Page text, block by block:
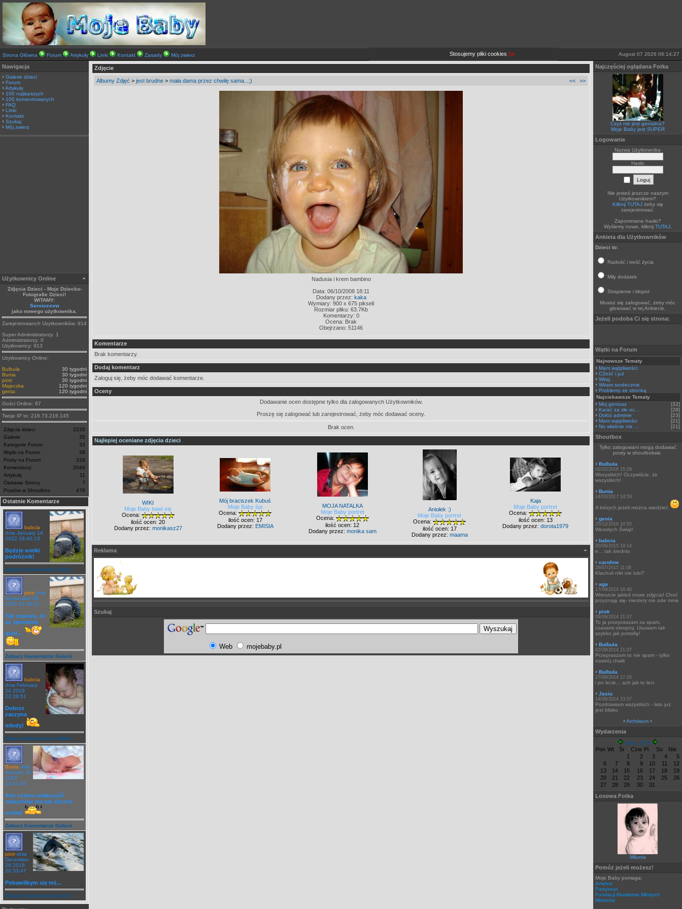
Strona Główna Forum Artykuły Linki Kontakt Zasady Mój zwierz Stosujemy pliki cookies(więcej TUTAJ). Jeżeli sobie tego nie życzysz wyłącz je lub opuść
August 07 2026 06:14:27
Nawigacja
Galerie dzieci
Forum
Artykuły
100 najlepszych
100 komentowanych
FAQ
Linki
Kontakt
Szukaj
Mój zwierz
Użytkownicy Online
Zdjęcia Dzieci - Moje Dziecko-
Fotografie Dzieci!
WITAMY:
Servicexvw
jako nowego użytkownika.
Zarejestrowanch Uzytkowników: 914
Super Administratorzy: 1
Administratorzy: 0
Użytkownicy: 913
Użytkownicy Online:
Bulbula
30 tygodni
Bunia
30 tygodni
piotr
30 tygodni
Majeczka
120 tygodni
genia
120 tygodni
Gości Online: 87
Twoje IP to: 216.73.216.145
Zdjęcia dzieci
2235
Galerie
35
Kategorie Forum
33
Wątki na Forum
39
Posty na Forum
318
Komentarzy
2049
Artykuły
11
Ciekawe Strony
7
Postów w Shoutbox
478
Ostatnie Komentarze
babcia
dnia January 14
2022 18:40:13
Będzie wielki
podróżnik!
Zobacz Komentarze Galerii
piotr dnia
September 09
2020 21:36:51
Tak zasuwa, że
aż spoodnie
gubi...
Zobacz Komentarze Galerii
babcia
dnia February
24 2019
22:38:51
Dobrze
zaczyna
młody!
Zobacz Komentarze Galerii
Bunia dnia
January 30
2019
14:51:30
Ach czemu większość
maluchów ma tak śliczne
oczka!
Zobacz Komentarze Galerii
piotr dnia
December
28 2018
20:33:47
Pobawiłbym się też...
Zobacz Komentarze Galerii
Zdjęcie
Albumy Zdjęć > jest brudne > mała dama przez chwilę sama...;) << >>
Nadusia i krem bambino
Data: 06/10/2008 18:11
Dodany przez: kaka
Wymiary: 900 x 675 pikseli
Rozmiar pliku: 63.7Kb
Komentarzy: 0
Ocena: Brak
Obejrzano: 51146
Komentarze
Brak komentarzy.
Dodaj komentarz
Zaloguj się, żeby móc dodawać komentarze.
Oceny
Dodawanie ocen dostępne tylko dla zalogowanych Użytkowników.
Proszę się zalogować lub zarejestrować, żeby móc dodawać oceny.
Brak ocen.
Najlepiej oceniane zdjęcia dzieci
WIKI
Moje Baby bawi się
Ocena:
ilość ocen: 20
Dodany przez: monikasz27
Mój braciszek Kubuś
Moje Baby śpi
Ocena:
ilość ocen: 17
Dodany przez: EMISIA
MOJA NATALKA
Moje Baby portret
Ocena:
ilość ocen: 12
Dodany przez: monika sam
Aniołek :)
Moje Baby portret
Ocena:
ilość ocen: 17
Dodany przez: maama
Kaja
Moje Baby portret
Ocena:
ilość ocen: 13
Dodany przez: dorota1979
Reklama
Szukaj
Web mojebaby.pl
Najczęściej oglądana Fotka
Czyż nie jest genialna?
Moje Baby jest SUPER
Logowanie
Nazwa Użytkownika
Hasło
Nie jesteś jeszcze naszym
Użytkownikiem?
Kilknij TUTAJżeby się
zarejestrować.
Zapomniane hasło?
Wyślemy nowe, kliknij TUTAJ.
Ankieta dla Użytkowników
Dzieci to:
Radość i treść życia
Miły dodatek
Strapienie i kłopot
Musisz się zalogować, żeby móc
głosować w tej Ankiecie.
Jeżeli podoba Ci się strona:
Wątki na Forum
Najnowsze Tematy
Mam wątpliwości
CZeść i już
Witaj
Witam serdecznie
Problemy ze stronką
Najciekawsze Tematy
Moj geniusz
[32]
Karać za złe oc...
[28]
Dołóż adminie
[23]
Mam wątpliwości
[21]
No właśnie nie ...
[21]
Shoutbox
Tylko zalogowani mogą dodawać
posty w shoutboksie.
Bulbula
01/02/2018 15:29
Wszystkich! Oczywiście, że
wszystkich!
Bunia
14/03/2017 14:59
A których jeżeli można wiedzieć
genia
25/12/2016 10:55
Wesołych Świąt!
babcia
20/09/2015 19:14
e... tak średnio
caroline
28/07/2015 11:08
Klachuli nikt nie lubi?
aga
17/09/2014 16:40
Wreszcie jakieś nowe zdjęcia! Choć
przyznaję się- niestety nie ode mnie
piotr
09/09/2014 21:07
To ja przepraszam za spam,
czasami okropny. Usuwam tak
szybko jak potrafię!
Bulbula
02/09/2014 21:07
Przepraszam to nie spam - tylko
nastrój chwili
Bulbula
27/08/2014 17:26
i po lecie... ach jak to leci
Jasiu
14/06/2014 13:57
Pozdrawiam wszystkich - lato już
jest blisko
Archiwum
Wydarzenia
Lipiec 2026
Pon Wt Śr Czw Pi So
Nie
1
2 3 4
5
6
7 8 9 10 11
12
13
14 15 16 17 18
19
20
21 22 23 24 25
26
27
28 29 30
31
Losowa Fotka
Milunia
Pomóż jeżeli możesz!
Moje Baby pomaga:
Amelce
Patrykowi
Fundacji Akademia Młodych
Mistrzów